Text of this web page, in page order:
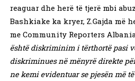
reaguar dhe herë të tjerë mbi
Bashkiake ka kryer, Z.Gajda më
me Community Reporters
është diskriminim i tërthortë pasi
diskriminues në mënyrë direkte
ne kemi evidentuar se pjesën më